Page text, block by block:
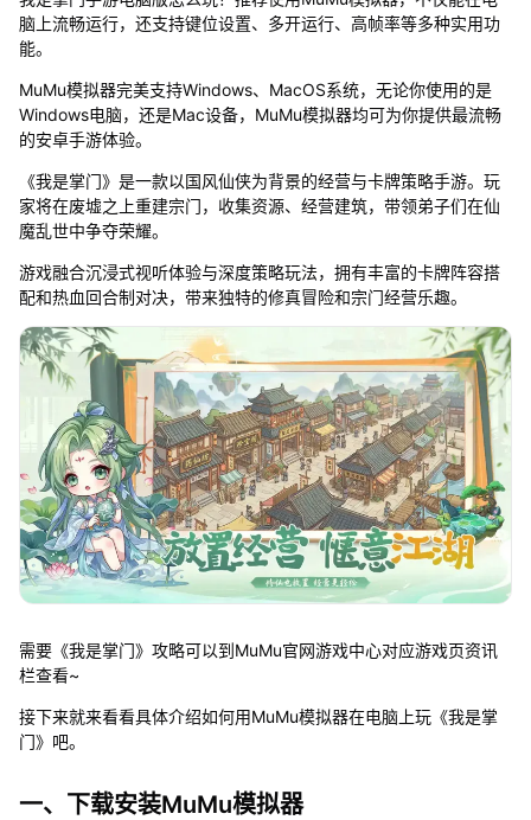
脑上流畅运行，还支持键位设置、多开运行、高帧率等多种实用功
能。
MuMu模拟器完美支持Windows、MacOS系统，无论你使用的是
Windows电脑，还是Mac设备，MuMu模拟器均可为你提供最流畅
的安卓手游体验。
《我是掌门》是一款以国风仙侠为背景的经营与卡牌策略手游。玩
家将在废墟之上重建宗门，收集资源、经营建筑，带领弟子们在仙
魔乱世中争夺荣耀。
游戏融合沉浸式视听体验与深度策略玩法，拥有丰富的卡牌阵容搭
配和热血回合制对决，带来独特的修真冒险和宗门经营乐趣。
需要《我是掌门》攻略可以到MuMu官网游戏中心对应游戏页资讯
栏查看~
接下来就来看看具体介绍如何用MuMu模拟器在电脑上玩《我是掌
门》吧。
一、下载安装MuMu模拟器